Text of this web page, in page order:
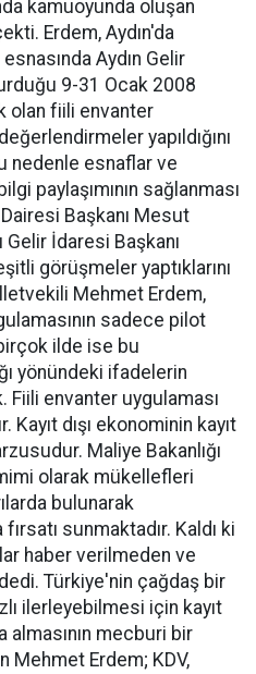
kamuoyunda oluşan
Erdem, Aydın'da
Aydın Gelir
9-31 Ocak 2008
olan fiili envanter
yapıldığını
nedenle esnaflar ve
paylaşımının sağlanması
Başkanı Mesut
Gelir İdaresi Başkanı
görüşmeler yaptıklarını
Mehmet Erdem,
sadece pilot
ilde ise bu
yönündeki ifadelerin
Fiili envanter uygulaması
Kayıt dışı ekonominin kayıt
Maliye Bakanlığı
olarak mükellefleri
bulunarak
sunmaktadır. Kaldı ki
haber verilmeden ve
Türkiye'nin çağdaş bir
ilerleyebilmesi için kayıt
almasının mecburi bir
Mehmet Erdem; KDV,